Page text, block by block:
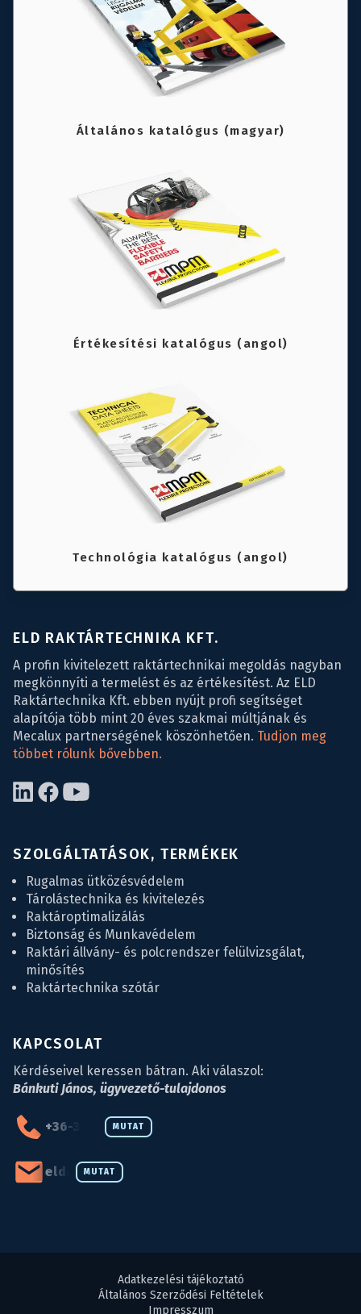
Általános katalógus (magyar)
Értékesítési katalógus (angol)
Technológia katalógus (angol)
ELD RAKTÁRTECHNIKA KFT.
A profin kivitelezett raktártechnikai megoldás nagyban
megkönnyíti a termelést és az értékesítést. Az ELD
Raktártechnika Kft. ebben nyújt profi segítséget
alapítója több mint 20 éves szakmai múltjának és
Mecalux partnerségének köszönhetően. Tudjon meg
többet rólunk bővebben.
SZOLGÁLTATÁSOK, TERMÉKEK
Rugalmas ütközésvédelem
Tárolástechnika és kivitelezés
Raktároptimalizálás
Biztonság és Munkavédelem
Raktári állvány- és polcrendszer felülvizsgálat,
minősítés
Raktártechnika szótár
KAPCSOLAT
Kérdéseivel keressen bátran. Aki válaszol:
Bánkuti János, ügyvezető-tulajdonos
MUTAT
+36-34-590-027
MUTAT
eld@eld.hu
Adatkezelési tájékoztató
Általános Szerződési Feltételek
Impresszum